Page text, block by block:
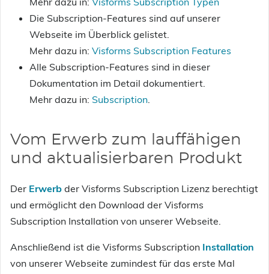
Die Subscription-Features sind auf unserer
Webseite im Überblick gelistet.
Mehr dazu in: Visforms Subscription Features
Alle Subscription-Features sind in dieser
Dokumentation im Detail dokumentiert.
Mehr dazu in: Subscription
Vom Erwerb zum lauffähigen
und aktualisierbaren Produkt
Der Erwerb der Visforms Subscription Lizenz berechtigt
und ermöglicht den Download der Visforms
Subscription Installation von unserer Webseite.
Anschließend ist die Visforms Subscription Installation
von unserer Webseite zumindest für das erste Mal